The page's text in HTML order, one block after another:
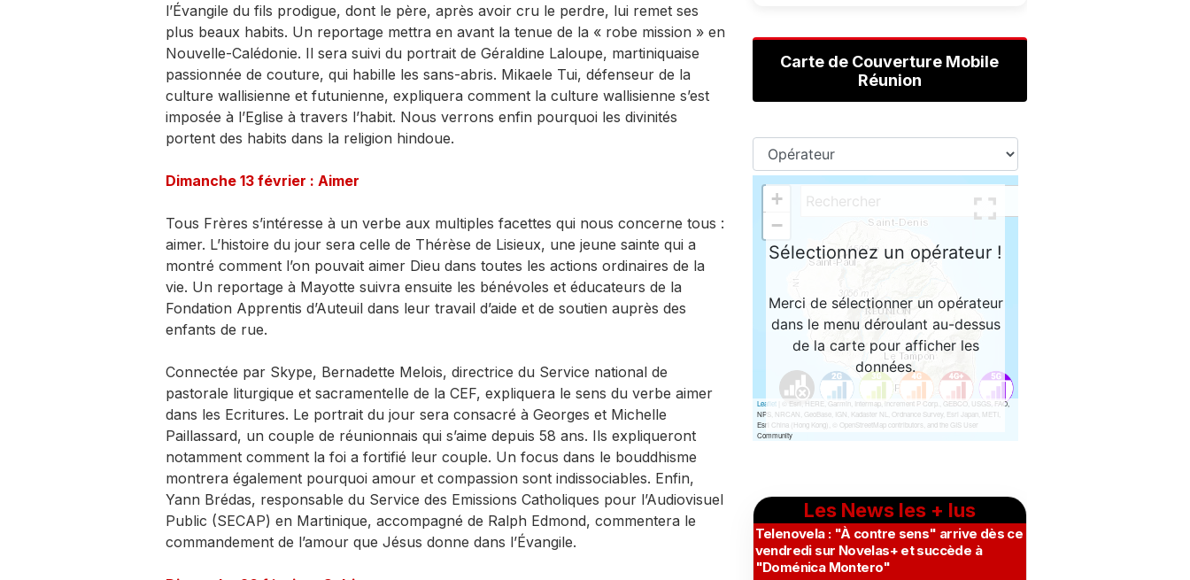
l’Évangile du fils prodigue, dont le père, après avoir cru le perdre, lui remet ses
plus beaux habits. Un reportage mettra en avant la tenue de la « robe mission » en
Nouvelle-Calédonie. Il sera suivi du portrait de Géraldine Laloupe, martiniquaise
passionnée de couture, qui habille les sans-abris. Mikaele Tui, défenseur de la
culture wallisienne et futunienne, expliquera comment la culture wallisienne s’est
imposée à l’Eglise à travers l’habit. Nous verrons enfin pourquoi les divinités
portent des habits dans la religion hindoue.
Dimanche 13 février : Aimer
Tous Frères s’intéresse à un verbe aux multiples facettes qui nous concerne tous :
aimer. L’histoire du jour sera celle de Thérèse de Lisieux, une jeune sainte qui a
montré comment l’on pouvait aimer Dieu dans toutes les actions ordinaires de la
vie. Un reportage à Mayotte suivra ensuite les bénévoles et éducateurs de la
Fondation Apprentis d’Auteuil dans leur travail d’aide et de soutien auprès des
enfants de rue.
Connectée par Skype, Bernadette Melois, directrice du Service national de
pastorale liturgique et sacramentelle de la CEF, expliquera le sens du verbe aimer
dans les Ecritures. Le portrait du jour sera consacré à Georges et Michelle
Paillassard, un couple de réunionnais qui s’aime depuis 58 ans. Ils expliqueront
notamment comment la foi a fortifié leur couple. Un focus dans le bouddhisme
montrera également pourquoi amour et compassion sont indissociables. Enfin,
Yann Brédas, responsable du Service des Emissions Catholiques pour l’Audiovisuel
Public (SECAP) en Martinique, accompagné de Ralph Edmond, commentera le
commandement de l’amour que Jésus donne dans l’Évangile.
Carte de Couverture Mobile
Réunion
Les News les + lus
Telenovela : "À contre sens" arrive dès ce
vendredi sur Novelas+ et succède à
"Doménica Montero"